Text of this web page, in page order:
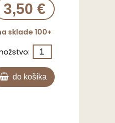
3,50 €
sklade 100+
do košíka